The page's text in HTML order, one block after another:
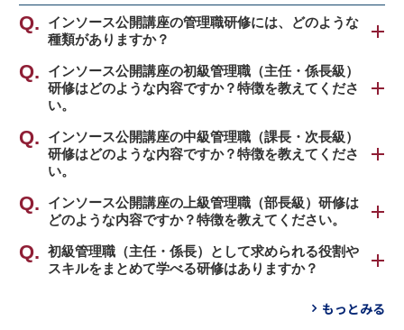
インソース公開講座の管理職研修には、どのような
種類がありますか？
インソースでは、求められる役割に応じて管理職の
階層をさらに細分化して、下記のように区分して考
えております。
・初級管理職（主任・係長級）
・中級管理職（課長・次長級）
・上級管理職（部長級）
それぞれの階層にとって最適な役割認識の研修に加
え、管理職として一貫して必要な共通スキル系の研
修など、部下・後輩指導から組織づくりまで幅広い
インソース公開講座の初級管理職（主任・係長級）
研修はどのような内容ですか？特徴を教えてくださ
い。
弊社公開講座の初級管理職（主任・係長級）研修
は、
「プレイヤーからマネージャーへ意識転換し、チー
ムをまとめ、部下一人ひとりを育成しつつ、成果を
あげる」
をテーマとして、幅広い内容のプログラムをご用意
しております。
①役割認識、総合的に求められるスキル（マネジメ
インソース公開講座の中級管理職（課長・次長級）
研修はどのような内容ですか？特徴を教えてくださ
い。
弊社公開講座の中級管理職（課長・次長級）研修
は、
「経営陣のビジョン・方針をどのように実現するか
を考え、課のミッションとして実行する」
類をテーマとして、幅広い内容のプログラムをご用
インソース公開講座の上級管理職（部長級）研修は
どのような内容ですか？特徴を教えてください。
弊社公開講座の上級管理職（部長級）研修は、
「経営判断をサポートする役割を担い、現場に方針
初級管理職（主任・係長）として求められる役割や
スキルをまとめて学べる研修はありますか？
段取り研修～管理職としての基本的マネジメント
もっとみる